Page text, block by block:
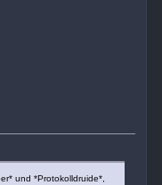
und *Protokolldruide*,